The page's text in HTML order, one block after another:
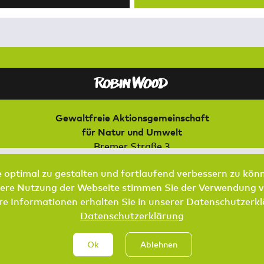
Gewaltfreie Aktionsgemeinschaft
für Natur und Umwelt
Bremer Straße 3
AKTIV WERDEN KONTAKT DATENSCHUTZ
optimal zu gestalten und fortlaufend verbessern zu
Nutzung der Webseite stimmen Sie der Verwendung
Informationen erhalten Sie in unserer
Datenschutzerklärung
Ok Ablehnen